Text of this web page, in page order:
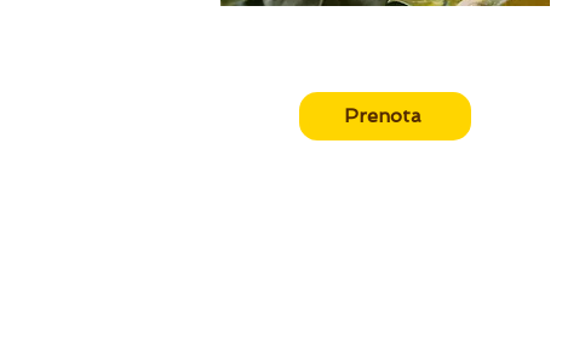
Prenota